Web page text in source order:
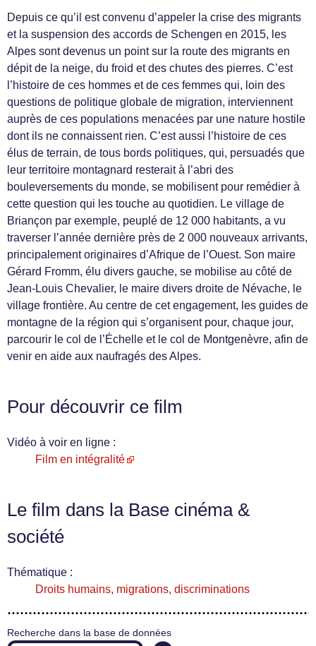
Depuis ce qu’il est convenu d’appeler la crise des migrants
et la suspension des accords de Schengen en 2015, les
Alpes sont devenus un point sur la route des migrants en
dépit de la neige, du froid et des chutes des pierres. C’est
l’histoire de ces hommes et de ces femmes qui, loin des
questions de politique globale de migration, interviennent
auprès de ces populations menacées par une nature hostile
dont ils ne connaissent rien. C’est aussi l’histoire de ces
élus de terrain, de tous bords politiques, qui, persuadés que
leur territoire montagnard resterait à l’abri des
bouleversements du monde, se mobilisent pour remédier à
cette question qui les touche au quotidien. Le village de
Briançon par exemple, peuplé de 12 000 habitants, a vu
traverser l’année dernière près de 2 000 nouveaux arrivants,
principalement originaires d’Afrique de l’Ouest. Son maire
Gérard Fromm, élu divers gauche, se mobilise au côté de
Jean-Louis Chevalier, le maire divers droite de Névache, le
village frontière. Au centre de cet engagement, les guides de
montagne de la région qui s’organisent pour, chaque jour,
parcourir le col de l’Échelle et le col de Montgenèvre, afin de
venir en aide aux naufragés des Alpes.
Pour découvrir ce film
Vidéo à voir en ligne :
Film en intégralité
Le film dans la Base cinéma &
société
Thématique :
Droits humains, migrations, discriminations
Recherche dans la base de données